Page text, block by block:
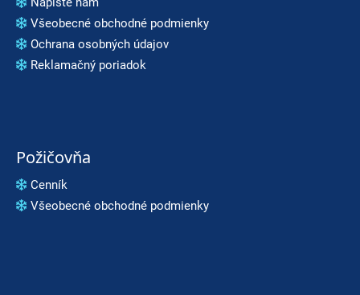
Všeobecné obchodné podmienky
Ochrana osobných údajov
Reklamačný poriadok
Požičovňa
Cenník
Všeobecné obchodné podmienky